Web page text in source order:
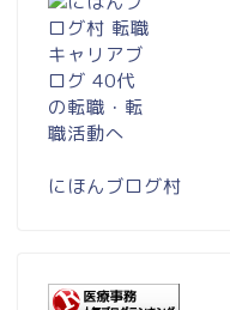
にほんブログ村